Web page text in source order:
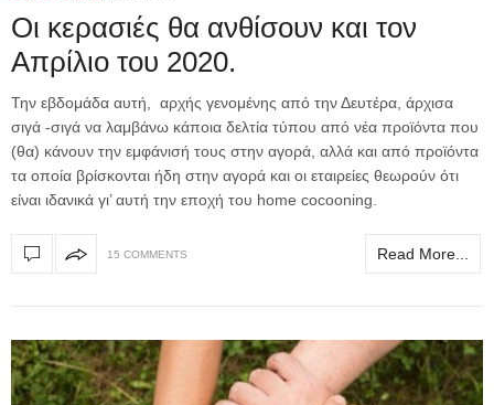
Οι κερασιές θα ανθίσουν και τον
Απρίλιο του 2020.
Την εβδομάδα αυτή, αρχής γενομένης από την Δευτέρα, άρχισα
σιγά -σιγά να λαμβάνω κάποια δελτία τύπου από νέα προϊόντα που
(θα) κάνουν την εμφάνισή τους στην αγορά, αλλά και από προϊόντα
τα οποία βρίσκονται ήδη στην αγορά και οι εταιρείες θεωρούν ότι
είναι ιδανικά γι’ αυτή την εποχή του home cocooning.
15 COMMENTS Read More...